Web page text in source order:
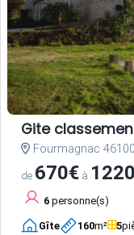
Gite
Fourmagnac 46100
de 670€ à
6 personne(s)
Gîte 160m² 5